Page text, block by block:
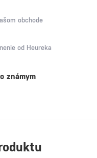
obchode
od Heureka
známym